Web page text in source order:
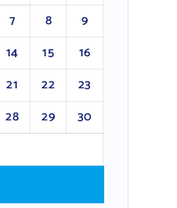
7 8
9
14 15
16
21 22
23
28 29
30